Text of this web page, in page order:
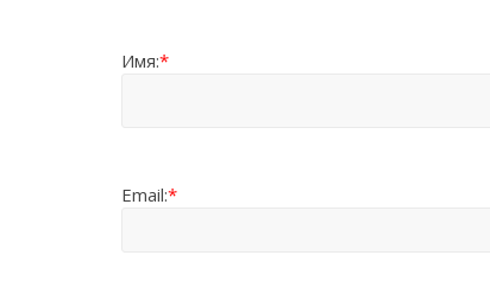
Имя:*
Email:*